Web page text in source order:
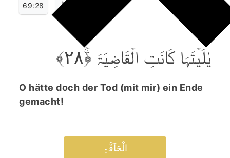
69:28
یٰلَیۡتَہَا کَانَتِ الۡقَاضِیَۃَ ﴿ۚ۲۸﴾
O hätte doch der Tod (mit mir) ein Ende
gemacht!
الْحَآقَّۃِ